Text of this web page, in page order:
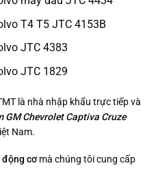
T4 T5 JTC 4153B
JTC 4383
JTC 1829
là nhà nhập khẩu trực tiếp và
GM Chevrolet Captiva Cruze
Nam.
động cơmà chúng tôi cung cấp